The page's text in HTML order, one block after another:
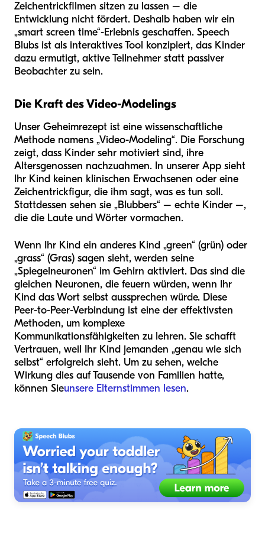
Zeichentrickfilmen sitzen zu lassen – die
Entwicklung nicht fördert. Deshalb haben wir ein
„smart screen time“-Erlebnis geschaffen. Speech
Blubs ist als interaktives Tool konzipiert, das Kinder
dazu ermutigt, aktive Teilnehmer statt passiver
Beobachter zu sein.
Die Kraft des Video-Modelings
Unser Geheimrezept ist eine wissenschaftliche
Methode namens „Video-Modeling“. Die Forschung
zeigt, dass Kinder sehr motiviert sind, ihre
Altersgenossen nachzuahmen. In unserer App sieht
Ihr Kind keinen klinischen Erwachsenen oder eine
Zeichentrickfigur, die ihm sagt, was es tun soll.
Stattdessen sehen sie „Blubbers“ – echte Kinder –,
die die Laute und Wörter vormachen.
Wenn Ihr Kind ein anderes Kind „green“ (grün) oder
„grass“ (Gras) sagen sieht, werden seine
„Spiegelneuronen“ im Gehirn aktiviert. Das sind die
gleichen Neuronen, die feuern würden, wenn Ihr
Kind das Wort selbst aussprechen würde. Diese
Peer-to-Peer-Verbindung ist eine der effektivsten
Methoden, um komplexe
Kommunikationsfähigkeiten zu lehren. Sie schafft
Vertrauen, weil Ihr Kind jemanden „genau wie sich
selbst“ erfolgreich sieht. Um zu sehen, welche
Wirkung dies auf Tausende von Familien hatte,
können Sieunsere Elternstimmen lesen.